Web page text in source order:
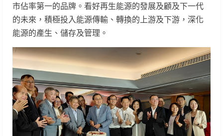
市佔率第一的品牌。看好再生能源的發展及顧及下一代
的未來，積極投入能源傳輸、轉換的上游及下游，深化
能源的產生、儲存及管理。